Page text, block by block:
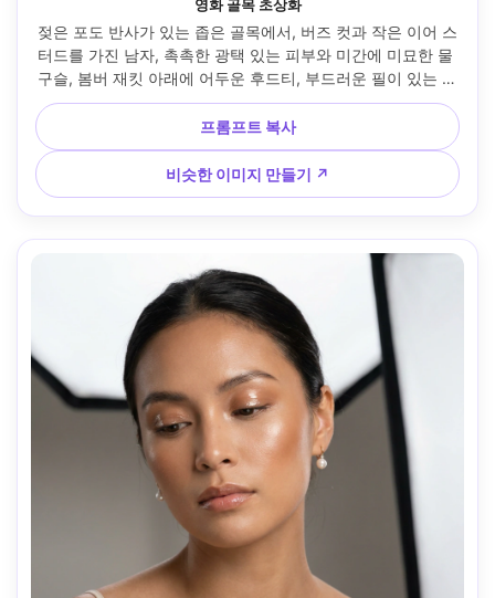
영화 골목 초상화
젖은 포도 반사가 있는 좁은 골목에서, 버즈 컷과 작은 이어 스
터드를 가진 남자, 촉촉한 광택 있는 피부와 미간에 미묘한 물
구슬, 봄버 재킷 아래에 어두운 후드티, 부드러운 필이 있는 하
드 백라이트, 레드 코모도 룩, 50mm, 중간 클로즈업 프레임,
긴장감 넘치는 영화 분위기, 사실적인 피부 질감, 대비가 높으
면서도 자연스러운 그림자 --ar 4:5
프롬프트 복사
비슷한 이미지 만들기 ↗